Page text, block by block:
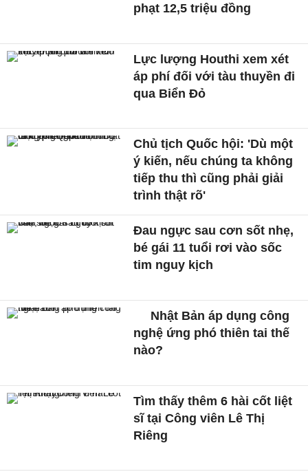
phạt 12,5 triệu đồng
Lực lượng Houthi xem xét
áp phí đối với tàu thuyền đi
qua Biển Đỏ
Chủ tịch Quốc hội: 'Dù một
ý kiến, nếu chúng ta không
tiếp thu thì cũng phải giải
trình thật rõ'
Đau ngực sau cơn sốt nhẹ,
bé gái 11 tuổi rơi vào sốc
tim nguy kịch
Nhật Bản áp dụng công
nghệ ứng phó thiên tai thế
nào?
Tìm thấy thêm 6 hài cốt liệt
sĩ tại Công viên Lê Thị
Riêng